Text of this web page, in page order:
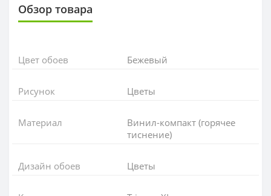
Обзор товара
Цвет обоев Бежевый
Рисунок Цветы
Материал
Винил-компакт (горячее
тиснение)
Дизайн обоев Цветы